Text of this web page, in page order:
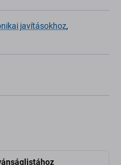
javításokhoz,